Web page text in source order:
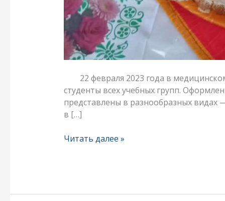
22 февраля 2023 года в
студенты всех учебных групп.
представлены в разнообразных видах
в […]
Читать далее »